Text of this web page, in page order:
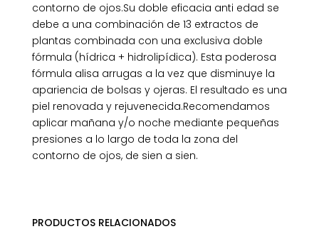
contorno de ojos.Su doble eficacia anti edad se
debe a una combinación de 13 extractos de
plantas combinada con una exclusiva doble
fórmula (hídrica + hidrolipídica). Esta poderosa
fórmula alisa arrugas a la vez que disminuye la
apariencia de bolsas y ojeras. El resultado es una
piel renovada y rejuvenecida.Recomendamos
aplicar mañana y/o noche mediante pequeñas
presiones a lo largo de toda la zona del
contorno de ojos, de sien a sien.
PRODUCTOS RELACIONADOS